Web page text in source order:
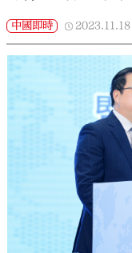
中國即時 2023.11.18